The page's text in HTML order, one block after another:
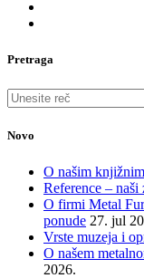
Pretraga
Search
for:
Novo
O našim
Reference –
O firmi Metal
ponude 27. jul
Vrste muzeja i
O našem
2026.